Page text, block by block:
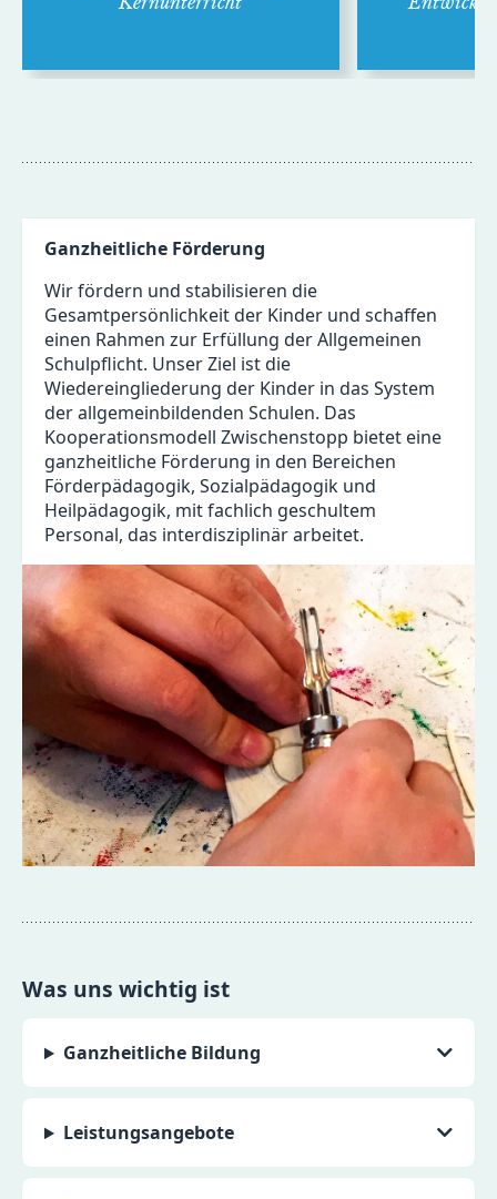
Ganzheitliche Förderung
Wir fördern und stabilisieren die
Gesamtpersönlichkeit der Kinder und schaffen
einen Rahmen zur Erfüllung der Allgemeinen
Schulpflicht. Unser Ziel ist die
Wiedereingliederung der Kinder in das System
der allgemeinbildenden Schulen. Das
Kooperationsmodell Zwischenstopp bietet eine
ganzheitliche Förderung in den Bereichen
Förderpädagogik, Sozialpädagogik und
Heilpädagogik, mit fachlich geschultem
Personal, das interdisziplinär arbeitet.
Was uns wichtig ist
Ganzheitliche Bildung
Leistungsangebote